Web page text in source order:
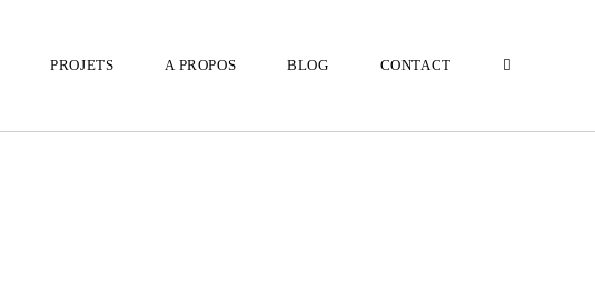
PROJETS A PROPOS BLOG CONTACT